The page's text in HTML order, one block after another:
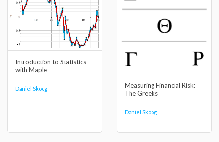
Introduction to Statistics
with Maple
Daniel Skoog
Measuring Financial Risk:
The Greeks
Daniel Skoog